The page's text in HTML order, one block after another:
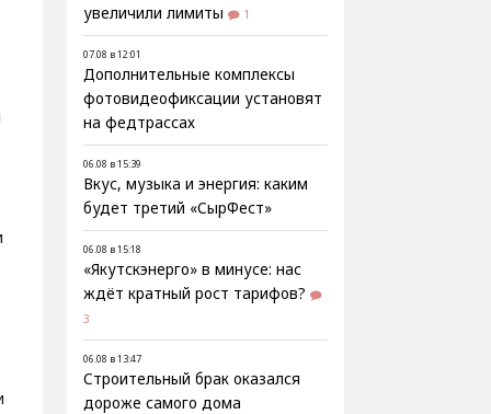
увеличили лимиты
1
07.08 в 12:01
Дополнительные комплексы
фотовидеофиксации установят
на федтрассах
06.08 в 15:39
Вкус, музыка и энергия: каким
будет третий «СырФест»
06.08 в 15:18
«Якутскэнерго» в минусе: нас
ждёт кратный рост тарифов?
3
06.08 в 13:47
Строительный брак оказался
дороже самого дома